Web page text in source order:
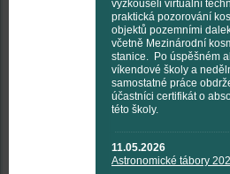
vyzkoušeli virtuální
praktická pozorování
objektů pozemními
včetně Mezinárodní
stanice. Po úspěšném
víkendové školy a
samostatné práce
účastníci certifikát o
této školy.
11.05.2026
Astronomické tábory